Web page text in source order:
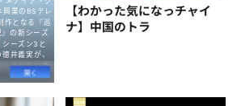
【わかった気になっチャイ
ナ】中国のトラ